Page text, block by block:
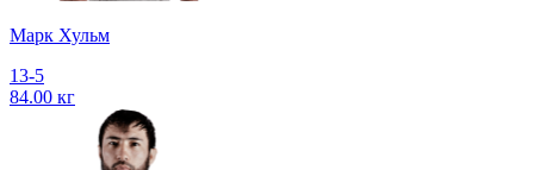
Марк Хульм
13-5
84.00 кг